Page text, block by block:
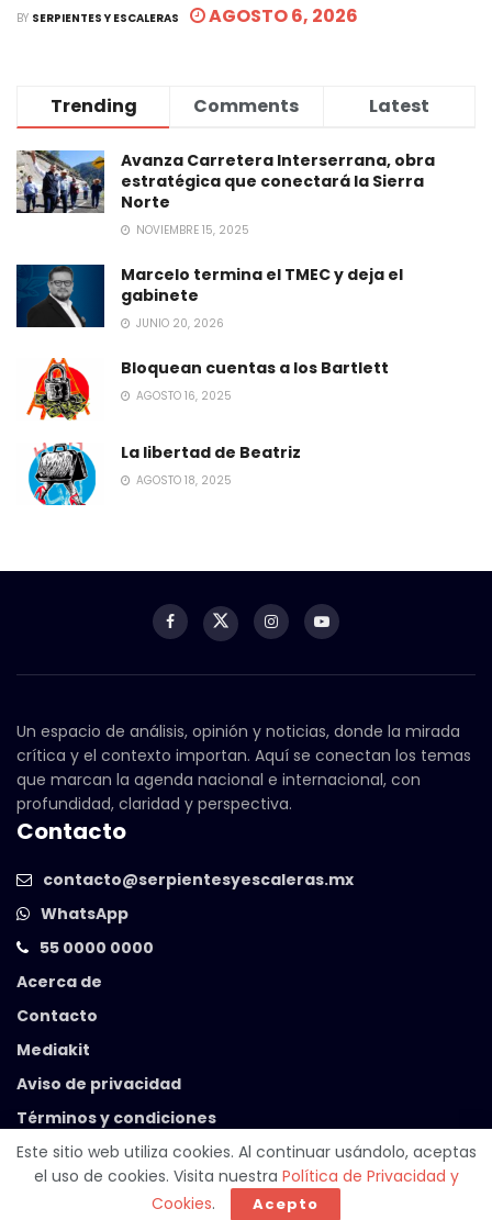
BY SERPIENTES Y ESCALERAS AGOSTO 6, 2026
Trending Comments Latest
Avanza Carretera Interserrana, obra
estratégica que conectará la Sierra
Norte
NOVIEMBRE 15, 2025
Marcelo termina el TMEC y deja el
gabinete
JUNIO 20, 2026
Bloquean cuentas a los Bartlett
AGOSTO 16, 2025
La libertad de Beatriz
AGOSTO 18, 2025
Un espacio de análisis, opinión y noticias, donde la mirada
crítica y el contexto importan. Aquí se conectan los temas
que marcan la agenda nacional e internacional, con
profundidad, claridad y perspectiva.
Contacto
contacto@serpientesyescaleras.mx
WhatsApp
55 0000 0000
Acerca de
Contacto
Mediakit
Aviso de privacidad
Términos y condiciones
© 2025 Serpientes y Escaleras. Powered by
Este sitio web utiliza cookies. Al continuar usándolo, aceptas
el uso de cookies. Visita nuestra Política de Privacidad y
Cookies. Acepto